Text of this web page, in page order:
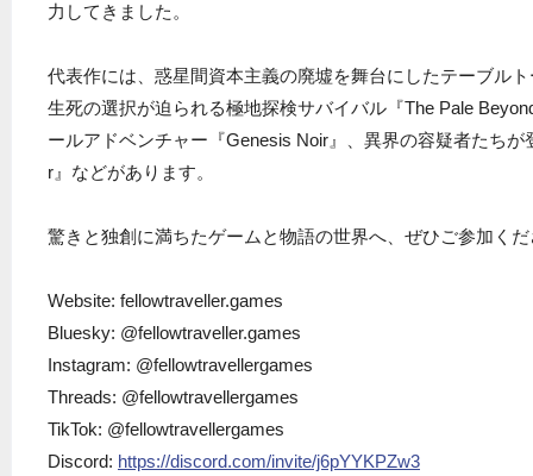
力してきました。
代表作には、惑星間資本主義の廃墟を舞台にしたテーブル
生死の選択が迫られる極地探検サバイバル『The Pale
ールアドベンチャー『Genesis Noir』、異界の容疑者たち
r』などがあります。
驚きと独創に満ちたゲームと物語の世界へ、ぜひご参加く
Website: fellowtraveller.games
Bluesky: @fellowtraveller.games
Instagram: @fellowtravellergames
Threads: @fellowtravellergames
TikTok: @fellowtravellergames
Discord: https://discord.com/invite/j6pYYKPZw3